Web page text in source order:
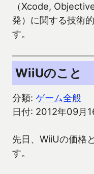
（Xcode,
発）に関する技術
す。
WiiUのこと
分類: ゲーム全般
日付: 2012年09月
先日、WiiUの価格
す。